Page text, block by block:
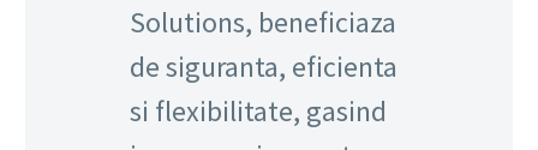
Solutions, beneficiaza
de siguranta, eficienta
si flexibilitate, gasind